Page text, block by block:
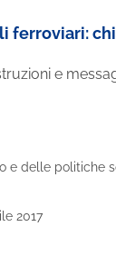
ferroviari:
e
e delle politiche
2017